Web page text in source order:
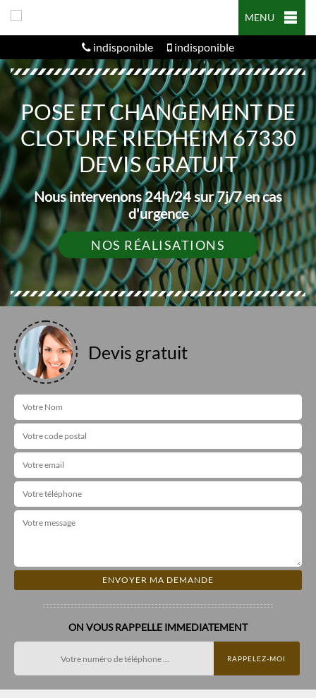
MENU
indisponible indisponible
POSE ET CHANGEMENT DE
CLOTURE RIEDHEIM 67330
DEVIS GRATUIT
Nous intervenons 24h/24 sur 7j/7 en cas
d'urgence
NOS RÉALISATIONS
Devis gratuit
ON VOUS RAPPELLE IMMEDIATEMENT